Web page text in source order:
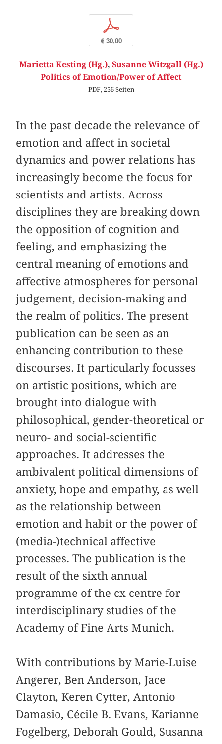
p
€ 30,00
Marietta Kesting (Hg.), Susanne Witzgall (Hg.)
Politics of Emotion/Power of Affect
PDF, 256 Seiten
In the past decade the relevance of
emotion and affect in societal
dynamics and power relations has
increasingly become the focus for
scientists and artists. Across
disciplines they are breaking down
the opposition of cognition and
feeling, and emphasizing the
central meaning of emotions and
affective atmospheres for personal
judgement, decision-making and
the realm of politics. The present
publication can be seen as an
enhancing contribution to these
discourses. It particularly focusses
on artistic positions, which are
brought into dialogue with
philosophical, gender-theoretical or
neuro- and social-scientific
approaches. It addresses the
ambivalent political dimensions of
anxiety, hope and empathy, as well
as the relationship between
emotion and habit or the power of
(media-)technical affective
processes. The publication is the
result of the sixth annual
programme of the cx centre for
interdisciplinary studies of the
Academy of Fine Arts Munich.
With contributions by Marie-Luise
Angerer, Ben Anderson, Jace
Clayton, Keren Cytter, Antonio
Damasio, Cécile B. Evans, Karianne
Fogelberg, Deborah Gould, Susanna